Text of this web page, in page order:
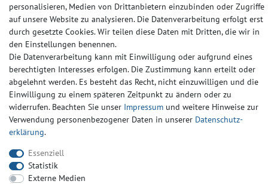
Barrierefreiheitserklärung Widerrufs­recht Kontakt
personalisieren, Medien von Drittanbietern einzubinden oder Zugriffe
auf unsere Website zu analysieren. Die Datenverarbeitung erfolgt erst
durch gesetzte Cookies. Wir teilen diese Daten mit Dritten, die wir in
den Einstellungen benennen.
Die Datenverarbeitung kann mit Einwilligung oder aufgrund eines
berechtigten Interesses erfolgen. Die Zustimmung kann erteilt oder
abgelehnt werden. Es besteht das Recht, nicht einzuwilligen und die
Einwilligung zu einem späteren Zeitpunkt zu ändern oder zu
widerrufen. Beachten Sie unser Impressum und weitere Hinweise zur
Verwendung personenbezogener Daten in unserer Daten­schutz­
erklärung.
Essenziell
Statistik
Externe Medien
© Copyright 2024-2025 | Alle Rechte vorbehalten.
Widerrufs­recht Widerrufs­formular Impressum